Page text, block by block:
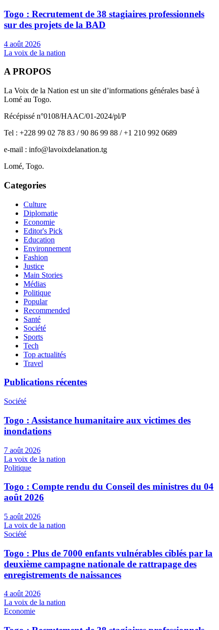
Togo : Recrutement de 38 stagiaires professionnels
sur des projets de la BAD
4 août 2026
La voix de la nation
A PROPOS
La Voix de la Nation est un site d’informations générales basé à
Lomé au Togo.
Récépissé n°0108/HAAC/01-2024/pl/P
Tel : +228 99 02 78 83 / 90 86 99 88 / +1 210 992 0689
e-mail : info@lavoixdelanation.tg
Lomé, Togo.
Categories
Culture
Diplomatie
Economie
Editor's Pick
Education
Environnement
Fashion
Justice
Main Stories
Médias
Politique
Popular
Recommended
Santé
Société
Sports
Tech
Top actualités
Travel
Publications récentes
Société
Togo : Assistance humanitaire aux victimes des
inondations
7 août 2026
La voix de la nation
Politique
Togo : Compte rendu du Conseil des ministres du 04
août 2026
5 août 2026
La voix de la nation
Société
Togo : Plus de 7000 enfants vulnérables ciblés par la
deuxième campagne nationale de rattrapage des
enregistrements de naissances
4 août 2026
La voix de la nation
Economie